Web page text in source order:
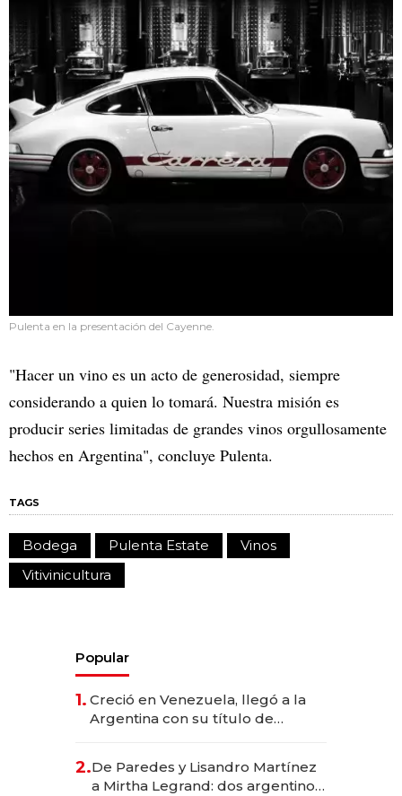
Pulenta en la presentación del Cayenne.
"Hacer un vino es un acto de generosidad, siempre
considerando a quien lo tomará. Nuestra misión es
producir series limitadas de grandes vinos orgullosamente
hechos en Argentina", concluye Pulenta.
TAGS
Bodega Pulenta Estate
Vinos
Vitivinicultura
Popular
1. Creció en Venezuela, llegó a la
Argentina con su título de
las marcas "fast premium"
2.De Paredes y Lisandro Martínez
a Mirtha Legrand: dos argentinos